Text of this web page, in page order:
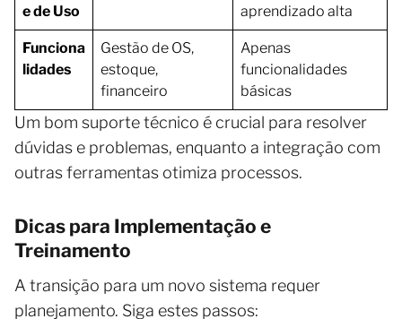
e de Uso
aprendizado alta
Funciona
lidades
Gestão de OS,
estoque,
financeiro
Apenas
funcionalidades
básicas
Um bom suporte técnico é crucial para resolver
dúvidas e problemas, enquanto a integração com
outras ferramentas otimiza processos.
Dicas para Implementação e
Treinamento
A transição para um novo sistema requer
planejamento. Siga estes passos: